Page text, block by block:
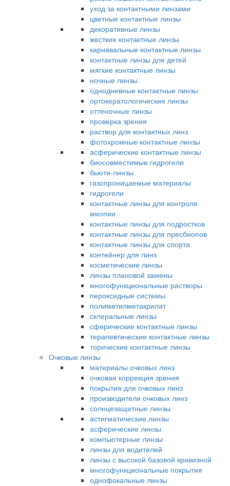
уход за контактными линзами
цветные контактные линзы
декоративные линзы
жесткие контактные линзы
карнавальные контактные линзы
контактные линзы для детей
мягкие контактные линзы
ночные линзы
однодневные контактные линзы
ортокератологические линзы
оттеночные линзы
проверка зрения
раствор для контактных линз
фотохромные контактные линзы
асферические контактные линзы
биосовместимые гидрогели
бьюти-линзы
газопроницаемые материалы
гидрогели
контактные линзы для контроля
миопии
контактные линзы для подростков
контактные линзы для пресбиопов
контактные линзы для спорта
контейнер для линз
косметические линзы
линзы плановой замены
многофункциональные растворы
пероксидные системы
полиметилметакрилат
склеральные линзы
сферические контактные линзы
терапевтические контактные линзы
торические контактные линзы
Очковые линзы
материалы очковых линз
очковая коррекция зрения
покрытия для очковых линз
производители очковых линз
солнцезащитные линзы
астигматические линзы
асферические линзы
компьютерные линзы
линзы для водителей
линзы с высокой базовой кривизной
многофункциональные покрытия
однофокальные линзы